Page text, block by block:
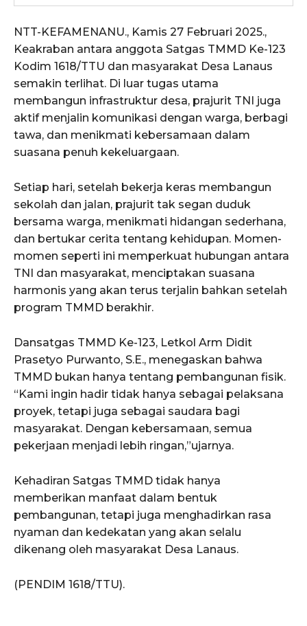
NTT-KEFAMENANU., Kamis 27 Februari 2025.,
Keakraban antara anggota Satgas TMMD Ke-123
Kodim 1618/TTU dan masyarakat Desa Lanaus
semakin terlihat. Di luar tugas utama
membangun infrastruktur desa, prajurit TNI juga
aktif menjalin komunikasi dengan warga, berbagi
tawa, dan menikmati kebersamaan dalam
suasana penuh kekeluargaan.
Setiap hari, setelah bekerja keras membangun
sekolah dan jalan, prajurit tak segan duduk
bersama warga, menikmati hidangan sederhana,
dan bertukar cerita tentang kehidupan. Momen-
momen seperti ini memperkuat hubungan antara
TNI dan masyarakat, menciptakan suasana
harmonis yang akan terus terjalin bahkan setelah
program TMMD berakhir.
Dansatgas TMMD Ke-123, Letkol Arm Didit
Prasetyo Purwanto, S.E., menegaskan bahwa
TMMD bukan hanya tentang pembangunan fisik.
“Kami ingin hadir tidak hanya sebagai pelaksana
proyek, tetapi juga sebagai saudara bagi
masyarakat. Dengan kebersamaan, semua
pekerjaan menjadi lebih ringan,”ujarnya.
Kehadiran Satgas TMMD tidak hanya
memberikan manfaat dalam bentuk
pembangunan, tetapi juga menghadirkan rasa
nyaman dan kedekatan yang akan selalu
dikenang oleh masyarakat Desa Lanaus.
(PENDIM 1618/TTU).